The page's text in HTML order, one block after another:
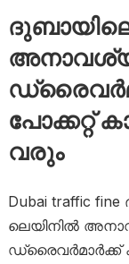
പോക്കറ്റ്
വരും
Dubai traffic
ലെയിനിൽ
ഡ്രൈവർമാർക്ക്